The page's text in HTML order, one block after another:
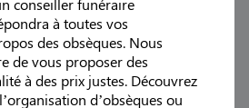
à toutes vos
des obsèques. Nous
de vous proposer des
à des prix justes. Découvrez
d’obsèques ou